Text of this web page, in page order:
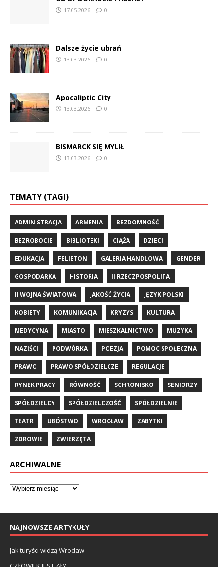
17.05.2026 0
Dalsze życie ubrań
13.03.2026 0
Apocaliptic City
13.03.2026 0
BISMARCK SIĘ MYLIŁ
13.03.2026 0
TEMATY (TAGI)
ADMINISTRACJA ARMENIA BEZDOMNOŚĆ
BEZROBOCIE BIBLIOTEKI CIĄŻA DZIECI
EDUKACJA FELIETON GALERIA HANDLOWA GENDER
GOSPODARKA HISTORIA II RZECZPOSPOLITA
II WOJNA ŚWIATOWA JAKOŚĆ ŻYCIA JĘZYK POLSKI
KOBIETY KOMUNIKACJA KRYZYS KULTURA
MEDYCYNA MIASTO MIESZKALNICTWO MUZYKA
NAZIŚCI PODWÓRKA POEZJA POMOC SPOŁECZNA
PRAWO PRAWO SPÓŁDZIELCZE REGULACJE
RYNEK PRACY RÓWNOŚĆ SCHRONISKO SENIORZY
SPÓŁDZIELCY SPÓŁDZIELCZOŚĆ SPÓŁDZIELNIE
TEATR UBÓSTWO WROCŁAW ZABYTKI
ZDROWIE ZWIERZĘTA
ARCHIWALNE
NAJNOWSZE ARTYKUŁY
Jak turyści widzą Wrocław